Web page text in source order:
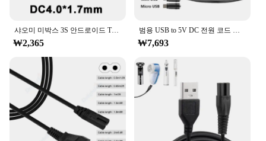
샤오미 미박스 3S 안드로이드 TV 박스용 충전기 전원 어댑터 공급 케이블, 소니 PSP 1000 2000 3000, 1M 전력선, 5V 2A DC4.0 * 1.7mm
₩2,365
범용 USB to 5V DC 전원 코드 충전 케이블, 5.5x2.1mm 잭, 12 개 교체 가능 플러그 어댑터, 마이크로 USB 미니 USB DC 플러그
₩7,693